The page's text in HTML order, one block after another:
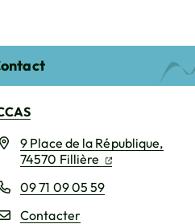
9 Place de la République,
74570 Fillière (ouverture dans
(ouverture
09 71 09 05 59
Contacter